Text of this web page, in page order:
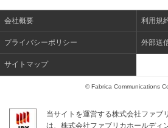
会社概要 利用規
プライバシーポリシー 外部送
サイトマップ
© Fabrica Communications
当サイトを運営する株式会社ファブ
は、株式会社ファブリカホールディ